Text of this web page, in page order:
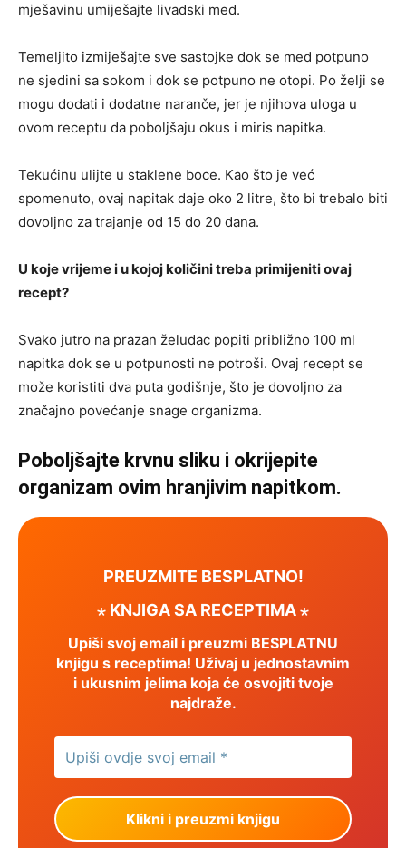
mješavinu umiješajte livadski med.
Temeljito izmiješajte sve sastojke dok se med potpuno
ne sjedini sa sokom i dok se potpuno ne otopi. Po želji se
mogu dodati i dodatne naranče, jer je njihova uloga u
ovom receptu da poboljšaju okus i miris napitka.
Tekućinu ulijte u staklene boce. Kao što je već
spomenuto, ovaj napitak daje oko 2 litre, što bi trebalo biti
dovoljno za trajanje od 15 do 20 dana.
U koje vrijeme i u kojoj količini treba primijeniti ovaj
recept?
Svako jutro na prazan želudac popiti približno 100 ml
napitka dok se u potpunosti ne potroši. Ovaj recept se
može koristiti dva puta godišnje, što je dovoljno za
značajno povećanje snage organizma.
Poboljšajte krvnu sliku i okrijepite
organizam ovim hranjivim napitkom.
PREUZMITE BESPLATNO!
⋆ KNJIGA SA RECEPTIMA ⋆
Upiši svoj email i preuzmi BESPLATNU
knjigu s receptima! Uživaj u jednostavnim
i ukusnim jelima koja će osvojiti tvoje
najdraže.